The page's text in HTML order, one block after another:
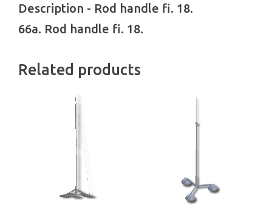
Description - Rod handle fi. 18.
66a. Rod handle fi. 18.
Related products